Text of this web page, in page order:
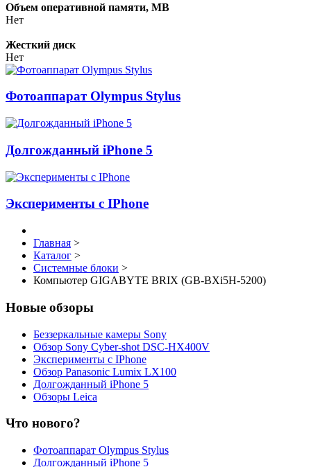
Объем оперативной памяти, MB
Нет
Жесткий диск
Нет
Фотоаппарат Olympus Stylus
Долгожданный iPhone 5
Эксперименты с IPhone
Главная >
Каталог >
Системные блоки >
Компьютер GIGABYTE BRIX (GB-BXi5H-5200)
Новые обзоры
Беззеркальные камеры Sony
Обзор Sony Cyber-shot DSC-HX400V
Эксперименты с IPhone
Обзор Panasonic Lumix LX100
Долгожданный iPhone 5
Обзоры Leica
Что нового?
Фотоаппарат Olympus Stylus
Долгожданный iPhone 5